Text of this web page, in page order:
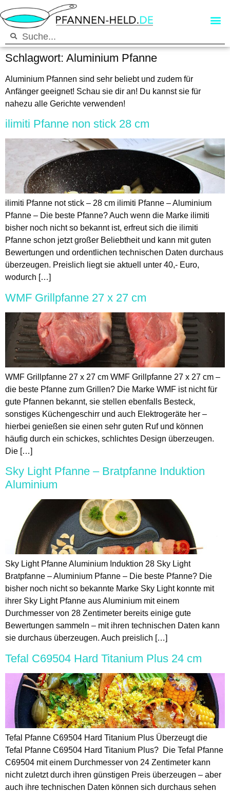
Schlagwort: Aluminium Pfanne
Aluminium Pfannen sind sehr beliebt und zudem für
Anfänger geeignet! Schau sie dir an! Du kannst sie für
nahezu alle Gerichte verwenden!
ilimiti Pfanne non stick 28 cm
ilimiti Pfanne not stick – 28 cm ilimiti Pfanne – Aluminium
Pfanne – Die beste Pfanne? Auch wenn die Marke ilimiti
bisher noch nicht so bekannt ist, erfreut sich die ilimiti
Pfanne schon jetzt großer Beliebtheit und kann mit guten
Bewertungen und ordentlichen technischen Daten durchaus
überzeugen. Preislich liegt sie aktuell unter 40,- Euro,
wodurch […]
WMF Grillpfanne 27 x 27 cm
WMF Grillpfanne 27 x 27 cm WMF Grillpfanne 27 x 27 cm –
die beste Pfanne zum Grillen? Die Marke WMF ist nicht für
gute Pfannen bekannt, sie stellen ebenfalls Besteck,
sonstiges Küchengeschirr und auch Elektrogeräte her –
hierbei genießen sie einen sehr guten Ruf und können
häufig durch ein schickes, schlichtes Design überzeugen.
Die […]
Sky Light Pfanne – Bratpfanne Induktion
Aluminium
Sky Light Pfanne Aluminium Induktion 28 Sky Light
Bratpfanne – Aluminium Pfanne – Die beste Pfanne? Die
bisher noch nicht so bekannte Marke Sky Light konnte mit
ihrer Sky Light Pfanne aus Aluminium mit einem
Durchmesser von 28 Zentimeter bereits einige gute
Bewertungen sammeln – mit ihren technischen Daten kann
sie durchaus überzeugen. Auch preislich […]
Tefal C69504 Hard Titanium Plus 24 cm
Tefal Pfanne C69504 Hard Titanium Plus Überzeugt die
Tefal Pfanne C69504 Hard Titanium Plus? Die Tefal Pfanne
C69504 mit einem Durchmesser von 24 Zentimeter kann
nicht zuletzt durch ihren günstigen Preis überzeugen – aber
auch ihre technischen Daten können sich durchaus sehen